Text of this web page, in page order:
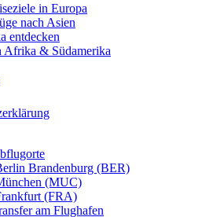
in Europa
nach Asien
entdecken
Afrika & Südamerika
Brandenburg (BER)
(MUC)
(FRA)
am Flughafen